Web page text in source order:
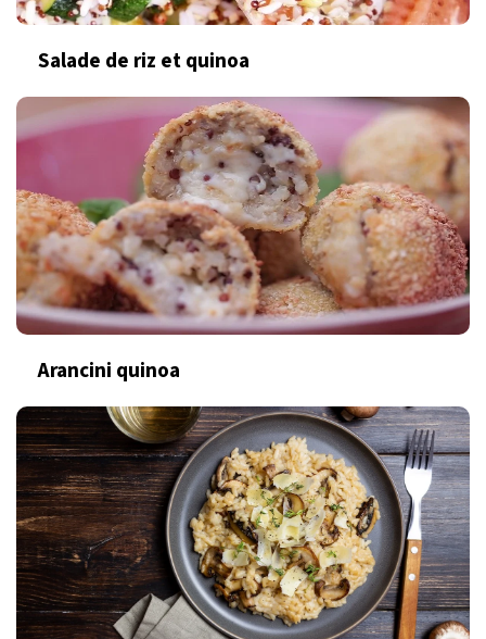
Salade de riz et quinoa
Arancini quinoa